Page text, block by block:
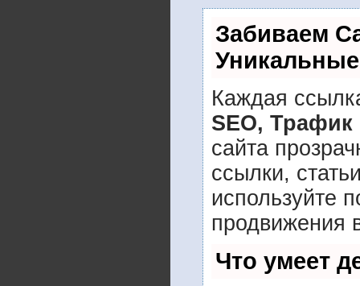
Забиваем
Каждая
SEO, Трафик
сайта
ссылки,
используйте
продвижения
Что умеет